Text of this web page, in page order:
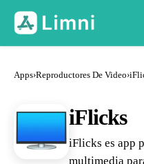
Apps›Reproductores De Video›
iFlicks
iFlicks es app
multimedia